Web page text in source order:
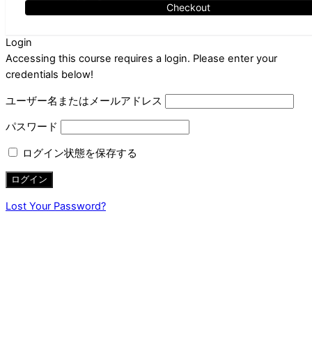
Checkout
Login
Accessing this course requires a login. Please enter your
credentials below!
ユーザー名またはメールアドレス
パスワード
ログイン状態を保存する
Lost Your Password?